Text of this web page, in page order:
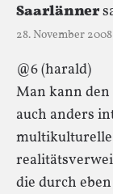
Saarlänner
28. November
@6 (harald)
Man kann den
auch anders
die durch